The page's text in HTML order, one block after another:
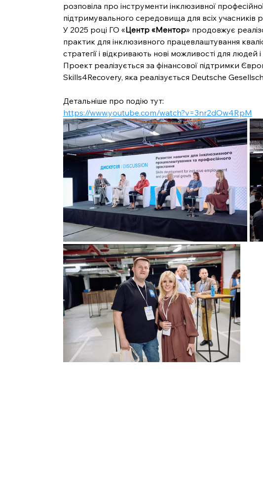
розповіла про інструменти інклюзивної
підтримувального середовища для всіх учасників
У 2025 році ГО «Центр «Ментор» продовжує
практик для інклюзивного працевлаштування
стратегії і відкривають нові можливості для людей і
Проект реалізується за фінансової підтримки
Skills4Recovery, яка реалізується Deutsche
Детальніше про подію тут:
https://www.youtube.com/watch?v=3nr2dOw4RpM